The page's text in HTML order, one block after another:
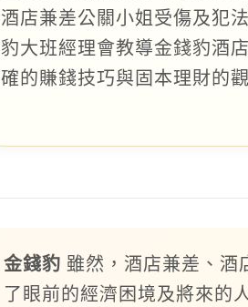
酒店兼差公關小姐受傷及犯
豹大班經理會教導金錢豹酒
確的賺錢技巧與固本理財的觀
金錢豹 雖然，酒店兼差、酒
了眼前的經濟困境及將來的